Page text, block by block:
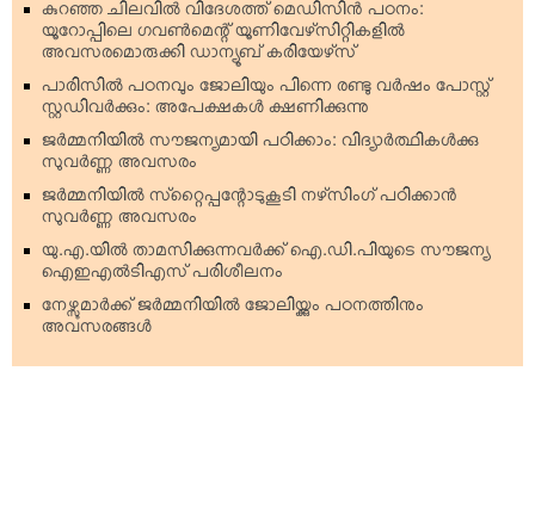
കുറഞ്ഞ ചിലവില്‍ വിദേശത്ത് മെഡിസിന്‍ പഠനം:
യൂറോപ്പിലെ ഗവണ്‍മെന്റ് യൂണിവേഴ്‌സിറ്റികളില്‍
അവസരമൊരുക്കി ഡാന്യൂബ് കരിയേഴ്‌സ്
പാരിസില്‍ പഠനവും ജോലിയും പിന്നെ രണ്ടു വര്‍ഷം പോസ്റ്റ്
സ്റ്റഡിവര്‍ക്കും: അപേക്ഷകള്‍ ക്ഷണിക്കുന്നു
ജര്‍മ്മനിയില്‍ സൗജന്യമായി പഠിക്കാം: വിദ്യാര്‍ത്ഥികള്‍ക്കു
സുവര്‍ണ്ണ അവസരം
ജര്‍മ്മനിയില്‍ സ്‌റ്റൈപ്പന്റോടുകൂടി നഴ്‌സിംഗ് പഠിക്കാന്‍
സുവര്‍ണ്ണ അവസരം
യു.എ.യില്‍ താമസിക്കുന്നവര്‍ക്ക് ഐ.ഡി.പിയുടെ സൗജന്യ
ഐഇഎല്‍ടിഎസ് പരിശീലനം
നേഴ്സുമാര്‍ക്ക് ജര്‍മ്മനിയില്‍ ജോലിയ്ക്കും പഠനത്തിനും
അവസരങ്ങള്‍